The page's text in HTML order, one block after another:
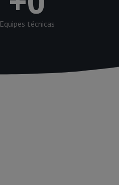
Equipes técnicas